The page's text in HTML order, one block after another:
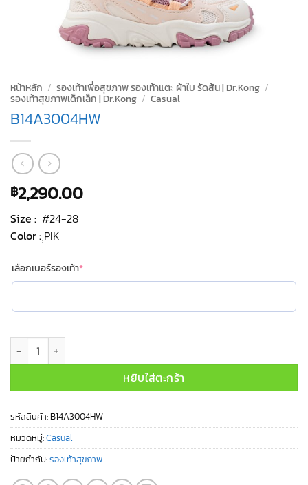
หน้าหลัก / รองเท้าเพื่อสุขภาพ รองเท้าแตะ ผ้าใบ รัดส้น | Dr.Kong /
รองเท้าสุขภาพเด็กเล็ก | Dr.Kong / Casual
B14A3004HW
฿2,290.00
Size : #24-28
Color : ฺฺPIK
เลือกเบอร์รองเท้า*(required)
จำนวน B14A3004HW ชิ้น
หยิบใส่ตะกร้า
รหัสสินค้า: B14A3004HW
หมวดหมู่:Casual
ป้ายกำกับ:รองเท้าสุขภาพ